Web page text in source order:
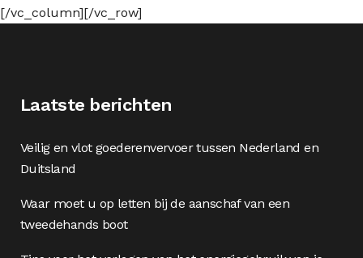
[/vc_column][/vc_row]
Laatste berichten
Veilig en vlot goederenvervoer tussen Nederland en
Duitsland
Waar moet u op letten bij de aanschaf van een
tweedehands boot